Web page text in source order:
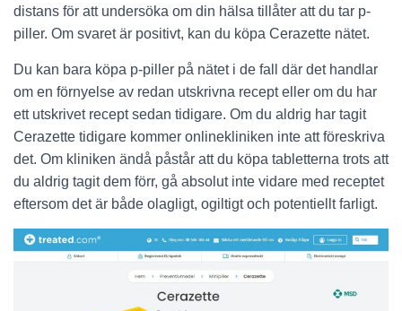
distans för att undersöka om din hälsa tillåter att du tar p-
piller. Om svaret är positivt, kan du köpa Cerazette nätet.
Du kan bara köpa p-piller på nätet i de fall där det handlar
om en förnyelse av redan utskrivna recept eller om du har
ett utskrivet recept sedan tidigare. Om du aldrig har tagit
Cerazette tidigare kommer onlinekliniken inte att föreskriva
det. Om kliniken ändå påstår att du köpa tabletterna trots att
du aldrig tagit dem förr, gå absolut inte vidare med receptet
eftersom det är både olagligt, ogiltigt och potentiellt farligt.